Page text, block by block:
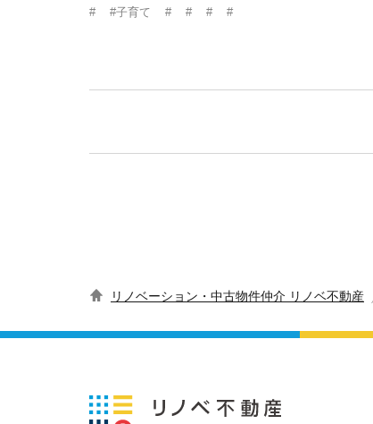
# #子育て # # # #
リノベーション・中古物件仲介 リノベ不動産